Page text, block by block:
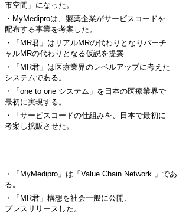
市空間」になった。
・MyMediproは、製薬企業がサービスコードを
配布する事業を考案した。
・「MR君」はリアルMRの代わりとなりバーチ
ャルMRの代わりとなる仮説を提案
・「MR君」は医療業界のレベルアップに考えた
システムである。
・「one to one システム」を日本の医療業界で
最初に実現する。
・「サービスコードの仕組みを、日本で最初に
考案し拡販させた。
・「MyMedipro」は「Value Chain Network 」であ
る。
・「MR君」構想を社会一般に公開、
プレスリリースした。